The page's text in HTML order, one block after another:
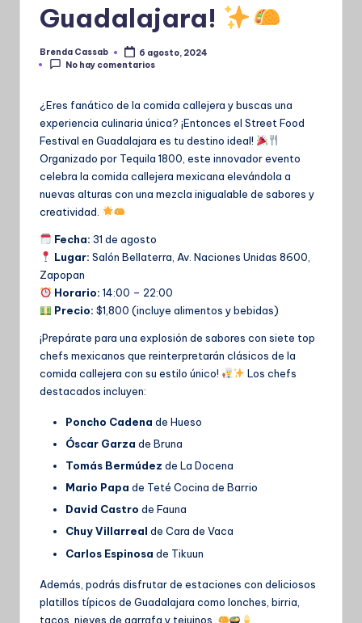
Guadalajara!
Publicado
por
Brenda Cassab
6 agosto, 2024
No hay comentarios
¿Eres fanático de la comida callejera y buscas una
experiencia culinaria única? ¡Entonces el Street Food
Festival en Guadalajara es tu destino ideal!
Organizado por Tequila 1800, este innovador evento
celebra la comida callejera mexicana elevándola a
nuevas alturas con una mezcla inigualable de sabores y
creatividad.
Fecha: 31 de agosto
Lugar: Salón Bellaterra, Av. Naciones Unidas 8600,
Zapopan
Horario: 14:00 – 22:00
Precio: $1,800 (incluye alimentos y bebidas)
¡Prepárate para una explosión de sabores con siete top
chefs mexicanos que reinterpretarán clásicos de la
comida callejera con su estilo único!
Los chefs
destacados incluyen:
Poncho Cadena de Hueso
Óscar Garza de Bruna
Tomás Bermúdez de La Docena
Mario Papa de Teté Cocina de Barrio
David Castro de Fauna
Chuy Villarreal de Cara de Vaca
Carlos Espinosa de Tikuun
Además, podrás disfrutar de estaciones con deliciosos
platillos típicos de Guadalajara como lonches, birria,
tacos, nieves de garrafa y tejuinos.